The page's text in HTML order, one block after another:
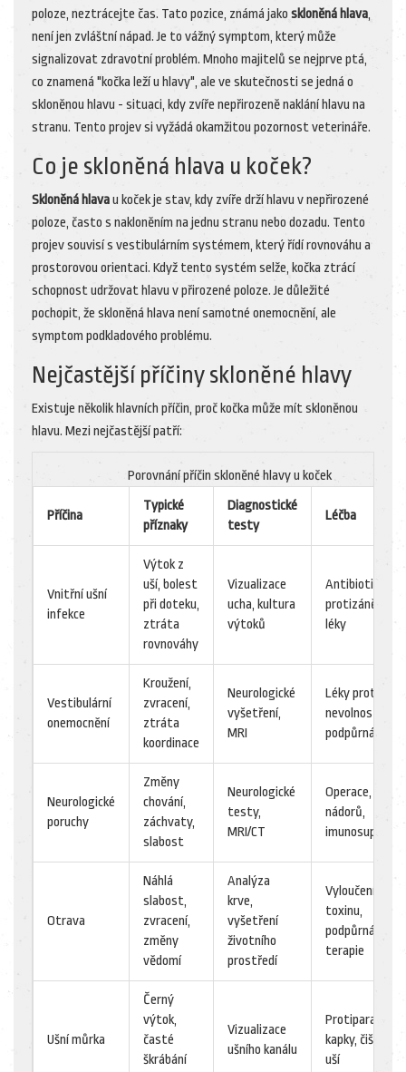
poloze, neztrácejte čas. Tato pozice, známá jako skloněná hlava,
není jen zvláštní nápad. Je to vážný symptom, který může
signalizovat zdravotní problém. Mnoho majitelů se nejprve ptá,
co znamená "kočka leží u hlavy", ale ve skutečnosti se jedná o
skloněnou hlavu - situaci, kdy zvíře nepřirozeně naklání hlavu na
stranu. Tento projev si vyžádá okamžitou pozornost veterináře.
Co je skloněná hlava u koček?
Skloněná hlavau koček je stav, kdy zvíře drží hlavu v nepřirozené
poloze, často s nakloněním na jednu stranu nebo dozadu. Tento
projev souvisí s vestibulárním systémem, který řídí rovnováhu a
prostorovou orientaci. Když tento systém selže, kočka ztrácí
schopnost udržovat hlavu v přirozené poloze. Je důležité
pochopit, že skloněná hlava není samotné onemocnění, ale
symptom podkladového problému.
Nejčastější příčiny skloněné hlavy
Existuje několik hlavních příčin, proč kočka může mít skloněnou
hlavu. Mezi nejčastější patří:
Porovnání příčin skloněné hlavy u koček
Příčina
Typické
příznaky
Diagnostické
testy
Léčba
Vnitřní ušní
infekce
Výtok z
uší, bolest
při doteku,
ztráta
rovnováhy
Vizualizace
ucha, kultura
výtoků
Antibiotika,
protizánětlivé
léky
Vestibulární
onemocnění
Kroužení,
zvracení,
ztráta
koordinace
Neurologické
vyšetření,
MRI
Léky proti
nevolnosti,
podpůrná péče
Neurologické
poruchy
Změny
chování,
záchvaty,
slabost
Neurologické
testy,
MRI/CT
Operace, léčba
nádorů,
Otrava
Náhlá
slabost,
zvracení,
změny
vědomí
Analýza
krve,
vyšetření
životního
prostředí
Vyloučení
toxinu,
podpůrná
terapie
Ušní můrka
Černý
výtok,
časté
škrábání
Vizualizace
ušního kanálu
kapky, čištění
uší